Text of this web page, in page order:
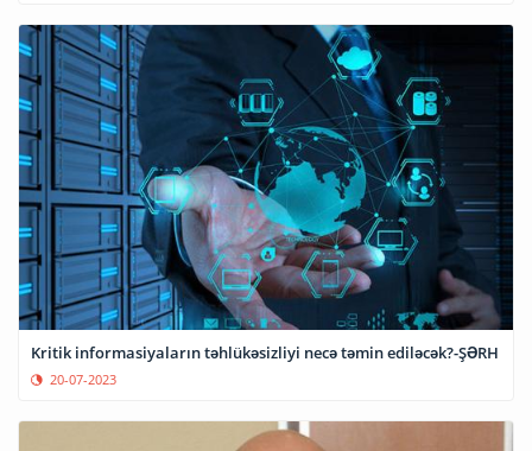
Kritik informasiyaların təhlükəsizliyi necə təmin ediləcək?-ŞƏRH
20-07-2023